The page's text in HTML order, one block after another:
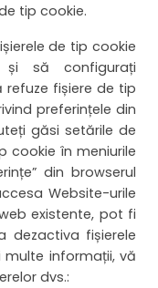
tip cookie.
de tip cookie
și să configurați
fișiere de tip
preferințele din
găsi setările de
cookie în meniurile
din browserul
Website-urile
existente, pot fi
dezactiva fișierele
informații, vă
dvs.: